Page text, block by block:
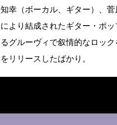
幸（ボーカル、ギター）、
により結成されたギター・ポ
グルーヴィで叙情的なロッ
リリースしたばかり。